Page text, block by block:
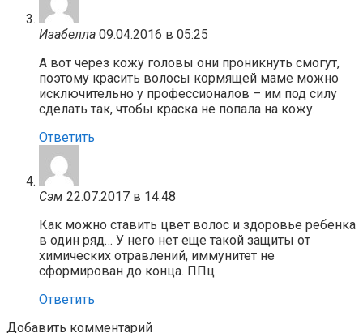
Изабелла 09.04.2016 в 05:25
А вот через кожу головы они проникнуть смогут,
поэтому красить волосы кормящей маме можно
исключительно у профессионалов – им под силу
сделать так, чтобы краска не попала на кожу.
Ответить
Сэм 22.07.2017 в 14:48
Как можно ставить цвет волос и здоровье ребенка
в один ряд… У него нет еще такой защиты от
химических отравлений, иммунитет не
сформирован до конца. ППц.
Ответить
Добавить комментарий